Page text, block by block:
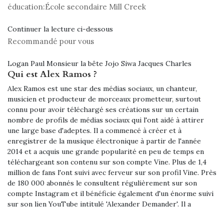
éducation:École secondaire Mill Creek
Continuer la lecture ci-dessous
Recommandé pour vous
Logan Paul Monsieur la bête Jojo Siwa Jacques Charles
Qui est Alex Ramos ?
Alex Ramos est une star des médias sociaux, un chanteur,
musicien et producteur de morceaux prometteur, surtout
connu pour avoir téléchargé ses créations sur un certain
nombre de profils de médias sociaux qui l'ont aidé à attirer
une large base d'adeptes. Il a commencé à créer et à
enregistrer de la musique électronique à partir de l'année
2014 et a acquis une grande popularité en peu de temps en
téléchargeant son contenu sur son compte Vine. Plus de 1,4
million de fans l'ont suivi avec ferveur sur son profil Vine. Près
de 180 000 abonnés le consultent régulièrement sur son
compte Instagram et il bénéficie également d'un énorme suivi
sur son lien YouTube intitulé 'Alexander Demander'. Il a